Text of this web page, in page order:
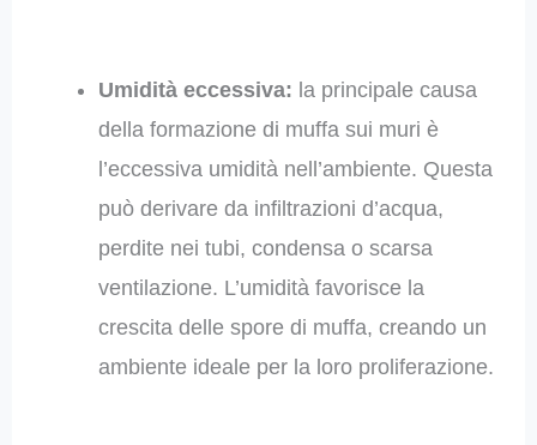
Umidità eccessiva: la principale causa
della formazione di muffa sui muri è
l’eccessiva umidità nell’ambiente. Questa
può derivare da infiltrazioni d’acqua,
perdite nei tubi, condensa o scarsa
ventilazione. L’umidità favorisce la
crescita delle spore di muffa, creando un
ambiente ideale per la loro proliferazione.